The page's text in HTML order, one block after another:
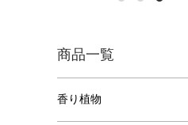
商品一覧
香り植物